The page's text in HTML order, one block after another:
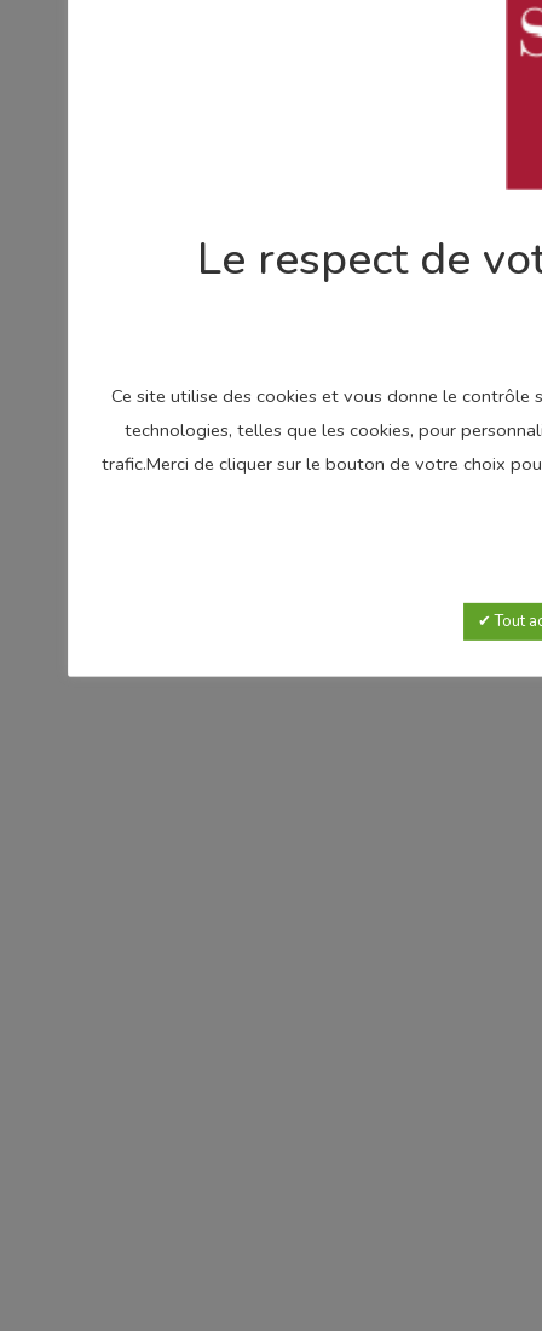
Le respect de
Ce site utilise des cookies et vous donne le
technologies, telles que les cookies, pour
trafic.Merci de cliquer sur le bouton de votre choix
Tout